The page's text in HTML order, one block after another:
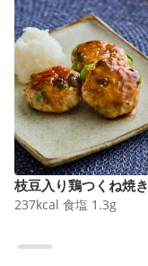
枝豆入り鶏つくね焼き
237kcal 食塩 1.3g